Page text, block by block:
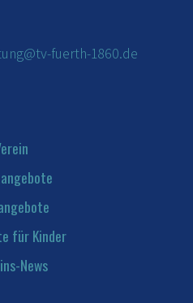
fuerth-1860.de
für Kinder
News